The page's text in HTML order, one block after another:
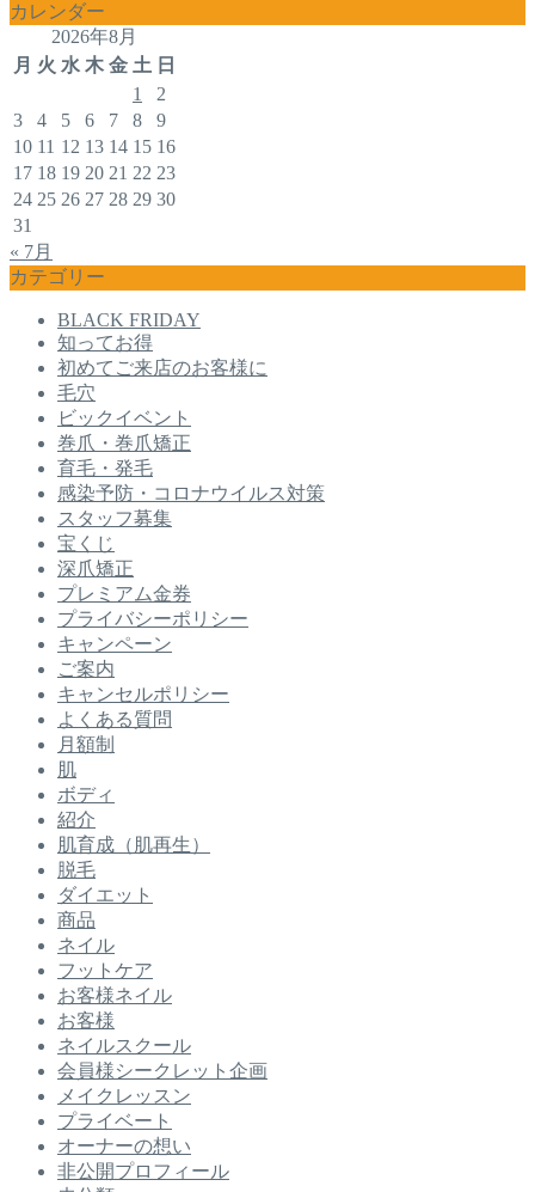
カレンダー
2026年8月
月 火 水 木 金 土 日
1
2
3
4 5 6 7 8
9
10 11 12 13 14 15 16
17 18 19 20 21 22 23
24 25 26 27 28 29 30
31
« 7月
カテゴリー
BLACK FRIDAY
知ってお得
初めてご来店のお客様に
毛穴
ビックイベント
巻爪・巻爪矯正
育毛・発毛
感染予防・コロナウイルス対策
スタッフ募集
宝くじ
深爪矯正
プレミアム金券
プライバシーポリシー
キャンペーン
ご案内
キャンセルポリシー
よくある質問
月額制
肌
ボディ
紹介
肌育成（肌再生）
脱毛
ダイエット
商品
ネイル
フットケア
お客様ネイル
お客様
ネイルスクール
会員様シークレット企画
メイクレッスン
プライベート
オーナーの想い
非公開プロフィール